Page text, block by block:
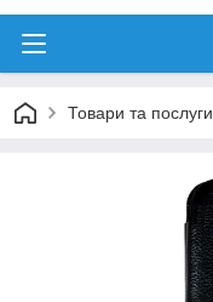
Товари та послуги